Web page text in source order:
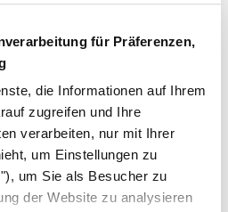
für Präferenzen,
die Informationen auf Ihrem
zugreifen und Ihre
verarbeiten, nur mit Ihrer
um Einstellungen zu
um Sie als Besucher zu
der Website zu analysieren